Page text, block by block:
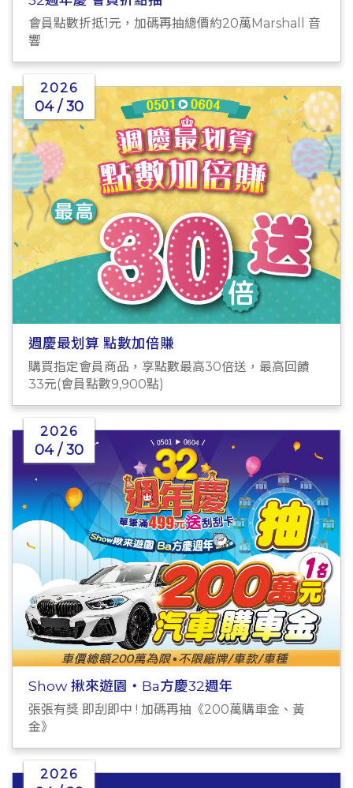
會員點數折抵1元，加碼再抽總價約20萬Marshall 音
響
2026
04 / 30
週慶最划算 點數加倍賺
購買指定會員商品，享點數最高30倍送，最高回饋
33元(會員點數9,900點)
2026
04 / 30
Show 揪來遊園・Ba方慶32週年
張張有獎 即刮即中 ! 加碼再抽《200萬購車金、黃
金》
2026